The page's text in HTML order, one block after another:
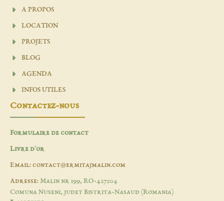
A PROPOS
LOCATION
PROJETS
BLOG
AGENDA
INFOS UTILES
Contactez-nous
Formulaire de contact
Livre d'or
Email: contact@ermitajmalin.com
Adresse: Malin nr 199, RO-427204
Comuna Nuseni, judet Bistrita-Nasaud (Romania)